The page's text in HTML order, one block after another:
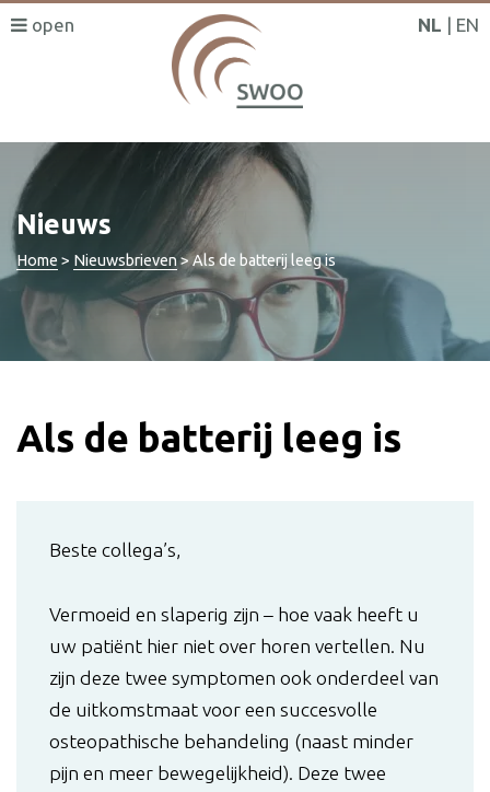
NL EN
Nieuws
Home > Nieuwsbrieven> Als de batterij leeg is
Als de batterij leeg is
Beste collega’s,
Vermoeid en slaperig zijn – hoe vaak heeft u
uw patiënt hier niet over horen vertellen. Nu
zijn deze twee symptomen ook onderdeel van
de uitkomstmaat voor een succesvolle
osteopathische behandeling (naast minder
pijn en meer bewegelijkheid). Deze twee